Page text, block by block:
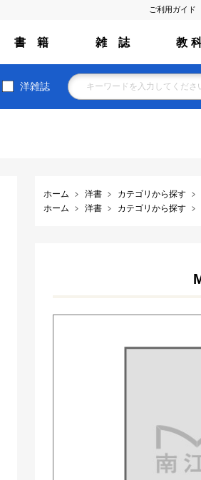
ご利用ガイド
書 籍 雑 誌 教
洋雑誌
ホーム 洋書 カテゴリから探す
ホーム
洋書 カテゴリから探す